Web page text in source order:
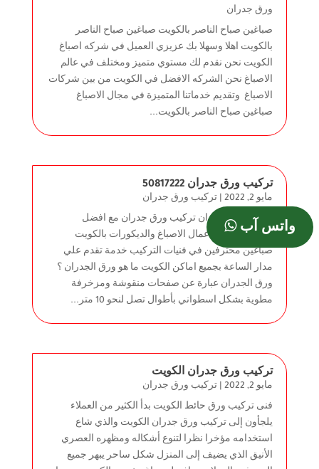
ورق جدران
صباغين صباح الناصر بالكويت صباغين صباح الناصر
بالكويت اهلا وسهلا بك عزيزي العميل في شركه اصباغ
الكويت نحن نقدم لك مستوي متميز ومختلف في عالم
الاصباغ نحن الشركه الافضل في الكويت من بين شركات
الاصباغ وتقديم خدماتنا المتميزة في مجال الاصباغ
صباغين صباح الناصر بالكويت...
تركيب ورق جدران 50817222
مايو 2, 2022 | تركيب ورق جدران
تركيب ورق جدران تركيب ورق جدران مع افضل
متخصصين في اعمال الاصباغ والديكورات بالكويت
صباغين محترفين في فنيات التركيب خدمة تقدم علي
مدار الساعة بجميع اماكن الكويت ما هو ورق الجدران ؟
ورق الجدران عبارة عن صفحات منقوشة ومزخرفة
مطوية بشكل اسطواني بأطوال تصل لنحو 10 متر...
تركيب ورق جدران الكويت
مايو 2, 2022 | تركيب ورق جدران
فنى تركيب ورق حائط الكويت بدأ الكثير من العملاء
يلجأون إلى تركيب ورق جدران الكويت والذي شاع
استخدامه مؤخرا نظرا لتنوع أشكاله ومظهره العصري
الأنيق الذي يضيف إلى المنزل شكل ساحر يبهر جميع
واتس آب